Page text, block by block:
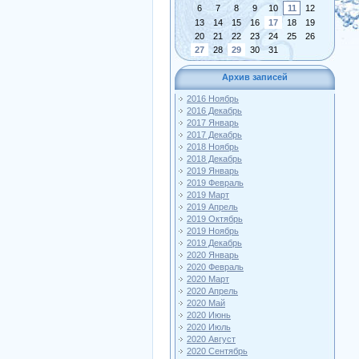
6
7 8 9 10 11
12
13
14 15 16 17 18
19
20
21 22 23 24 25
26
27
28 29 30 31
Архив записей
2016 Ноябрь
2016 Декабрь
2017 Январь
2017 Декабрь
2018 Ноябрь
2018 Декабрь
2019 Январь
2019 Февраль
2019 Март
2019 Апрель
2019 Октябрь
2019 Ноябрь
2019 Декабрь
2020 Январь
2020 Февраль
2020 Март
2020 Апрель
2020 Май
2020 Июнь
2020 Июль
2020 Август
2020 Сентябрь